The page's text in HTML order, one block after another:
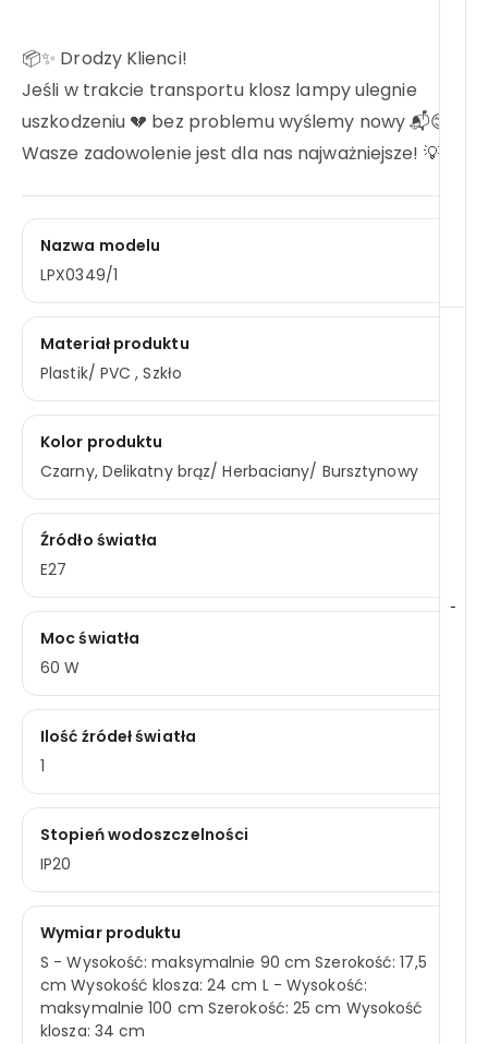
-
📦✨ Drodzy Klienci!
Jeśli w trakcie transportu klosz lampy ulegnie
uszkodzeniu 💔 bez problemu wyślemy nowy 📬😊
Wasze zadowolenie jest dla nas najważniejsze! 💡❤️
Nazwa modelu
LPX0349/1
Materiał produktu
Plastik/ PVC , Szkło
Kolor produktu
Czarny, Delikatny brąz/ Herbaciany/ Bursztynowy
Źródło światła
E27
Moc światła
60 W
Ilość źródeł światła
1
Stopień wodoszczelności
IP20
Wymiar produktu
S - Wysokość: maksymalnie 90 cm Szerokość: 17,5
cm Wysokość klosza: 24 cm L - Wysokość:
maksymalnie 100 cm Szerokość: 25 cm Wysokość
klosza: 34 cm